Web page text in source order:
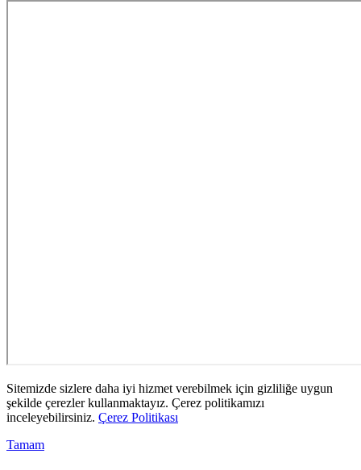
Sitemizde sizlere daha iyi hizmet verebilmek için gizliliğe uygun
şekilde çerezler kullanmaktayız. Çerez politikamızı
inceleyebilirsiniz. Çerez Politikası
Tamam